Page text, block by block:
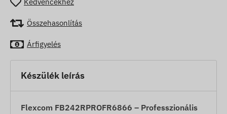
Összehasonlítás
Árfigyelés
Készülék leírás
Flexcom FB242RPROFR6866 – Professzionális